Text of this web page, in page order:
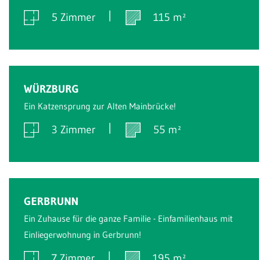
5 Zimmer 115 m²
WÜRZBURG
Ein Katzensprung zur Alten Mainbrücke!
3 Zimmer 55 m²
GERBRUNN
Ein Zuhause für die ganze Familie - Einfamilienhaus mit
Einliegerwohnung in Gerbrunn!